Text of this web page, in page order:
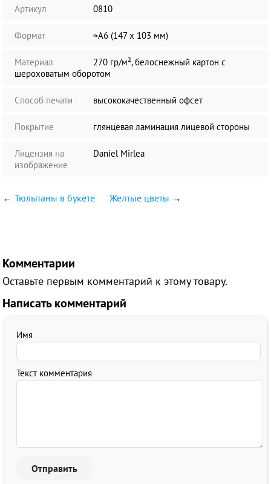
Артикул 0810
Формат ≈А6 (147 х 103 мм)
Материал
270 гр/м², белоснежный картон с
шероховатым оборотом
Способ печати высококачественный офсет
Покрытие глянцевая ламинация лицевой стороны
Лицензия на
изображение
Daniel Mirlea
←Тюльпаны в букете Желтые цветы →
Комментарии
Оставьте первым комментарий к этому товару.
Написать комментарий
Имя
Текст комментария